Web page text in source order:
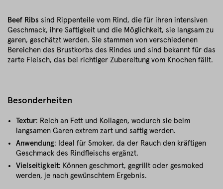
Beef Ribs sind Rippenteile vom Rind, die für ihren intensiven
Geschmack, ihre Saftigkeit und die Möglichkeit, sie langsam zu
garen, geschätzt werden. Sie stammen von verschiedenen
Bereichen des Brustkorbs des Rindes und sind bekannt für das
zarte Fleisch, das bei richtiger Zubereitung vom Knochen fällt.
Besonderheiten
Textur: Reich an Fett und Kollagen, wodurch sie beim
langsamen Garen extrem zart und saftig werden.
Anwendung: Ideal für Smoker, da der Rauch den kräftigen
Geschmack des Rindfleischs ergänzt.
Vielseitigkeit: Können geschmort, gegrillt oder gesmoked
werden, je nach gewünschtem Ergebnis.